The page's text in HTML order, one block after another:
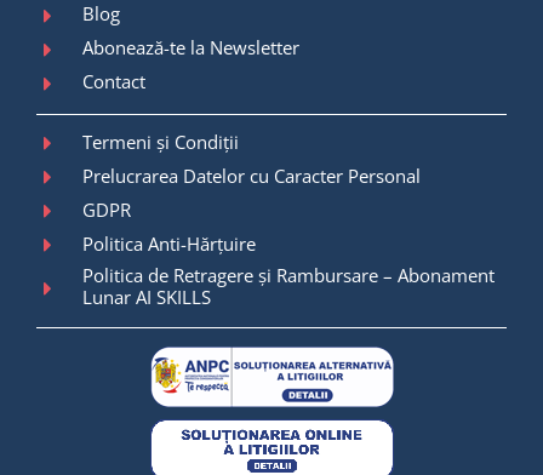
Blog
Abonează-te la Newsletter
Contact
Termeni și Condiții
Prelucrarea Datelor cu Caracter Personal
GDPR
Politica Anti-Hărțuire
Politica de Retragere și Rambursare – Abonament
Lunar AI SKILLS